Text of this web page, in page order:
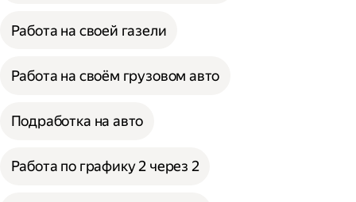
Работа на своей газели
Работа на своём грузовом авто
Подработка на авто
Работа по графику 2 через 2